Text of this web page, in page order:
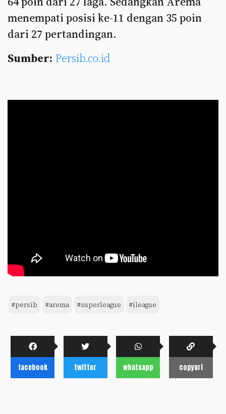
menempati posisi ke-11 dengan 35 poin
dari 27 pertandingan.
Sumber: Persib.co.id
#persib #arema #superleague #ileague
facebook twitter whatsapp copyurl